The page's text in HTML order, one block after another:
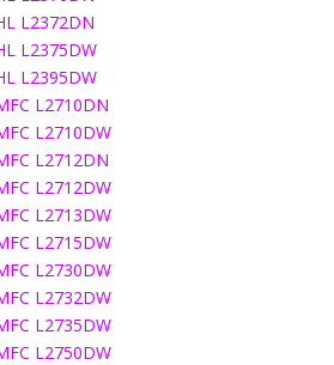
L2372DN
L2375DW
L2395DW
L2710DN
L2710DW
L2712DN
L2712DW
L2713DW
L2715DW
L2730DW
L2732DW
L2735DW
L2750DW